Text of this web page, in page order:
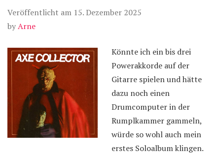
Veröffentlicht am 15. Dezember 2025
byArne
Könnte ich ein bis drei
Powerakkorde auf der
Gitarre spielen und hätte
dazu noch einen
Drumcomputer in der
Rumplkammer gammeln,
würde so wohl auch mein
erstes Soloalbum klingen.